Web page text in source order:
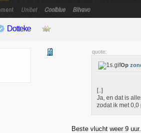
Unibet Coolblue Bitvavo
Dotteke
quote:
Op
[..]
Ja, en dat is
zodat ik met
Beste vlucht weer 9